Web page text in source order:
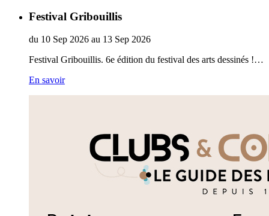
Festival Gribouillis
du 10 Sep 2026 au 13 Sep 2026
Festival Gribouillis. 6e édition du festival des arts dessinés !…
En savoir